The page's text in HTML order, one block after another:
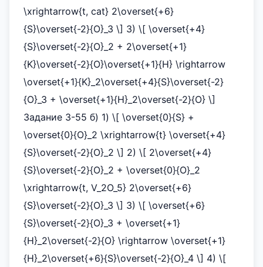
\xrightarrow{t, cat} 2\overset{+6}
{S}\overset{-2}{O}_3 \] 3) \[ \overset{+4}
{S}\overset{-2}{O}_2 + 2\overset{+1}
{K}\overset{-2}{O}\overset{+1}{H} \rightarrow
\overset{+1}{K}_2\overset{+4}{S}\overset{-2}
{O}_3 + \overset{+1}{H}_2\overset{-2}{O} \]
Задание 3-55 б) 1) \[ \overset{0}{S} +
\overset{0}{O}_2 \xrightarrow{t} \overset{+4}
{S}\overset{-2}{O}_2 \] 2) \[ 2\overset{+4}
{S}\overset{-2}{O}_2 + \overset{0}{O}_2
\xrightarrow{t, V_2O_5} 2\overset{+6}
{S}\overset{-2}{O}_3 \] 3) \[ \overset{+6}
{S}\overset{-2}{O}_3 + \overset{+1}
{H}_2\overset{-2}{O} \rightarrow \overset{+1}
{H}_2\overset{+6}{S}\overset{-2}{O}_4 \] 4) \[